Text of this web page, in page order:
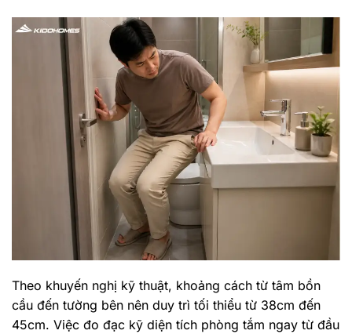
Theo khuyến nghị kỹ thuật, khoảng cách từ tâm bồn
cầu đến tường bên nên duy trì tối thiểu từ 38cm đến
45cm. Việc đo đạc kỹ diện tích phòng tắm ngay từ đầu